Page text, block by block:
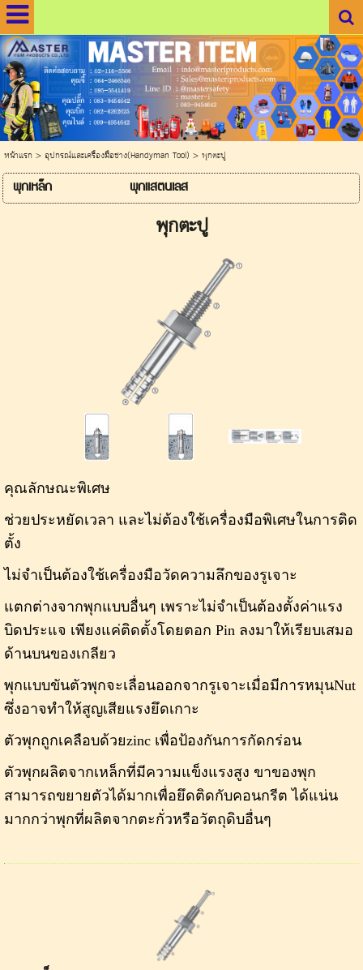
.
.
หน้าแรก> อุปกรณ์และเครื่องมือช่าง(Handyman Tool) > พุกตะปู
พุกเหล็ก พุกแสตนเลส
พุกตะปู
คุณลักษณะพิเศษ
ช่วยประหยัดเวลา และไม่ต้องใช้เครื่องมือพิเศษในการติด
ตั้ง
ไม่จำเป็นต้องใช้เครื่องมือวัดความลึกของรูเจาะ
แตกต่างจากพุกแบบอื่นๆ เพราะไม่จำเป็นต้องตั้งค่าแรง
บิดประแจ เพียงแค่ติดตั้งโดยตอก Pin ลงมาให้เรียบเสมอ
ด้านบนของเกลียว
พุกแบบขันตัวพุกจะเลื่อนออกจากรูเจาะเมื่อมีการหมุนNut
ซึ่งอาจทำให้สูญเสียแรงยึดเกาะ
ตัวพุกถูกเคลือบด้วยzinc เพื่อป้องกันการกัดกร่อน
ตัวพุกผลิตจากเหล็กที่มีความแข็งแรงสูง ขาของพุก
สามารถขยายตัวได้มากเพื่อยึดติดกับคอนกรีต ได้แน่น
มากกว่าพุกที่ผลิตจากตะกั่วหรือวัตถุดิบอื่นๆ